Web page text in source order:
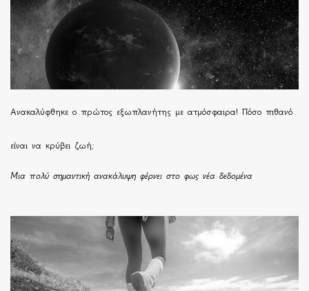
Ανακαλύφθηκε ο πρώτος εξωπλανήτης με ατμόσφαιρα! Πόσο πιθανό
είναι να κρύβει ζωή;
Μια πολύ σημαντική ανακάλυψη φέρνει στο φως νέα δεδομένα